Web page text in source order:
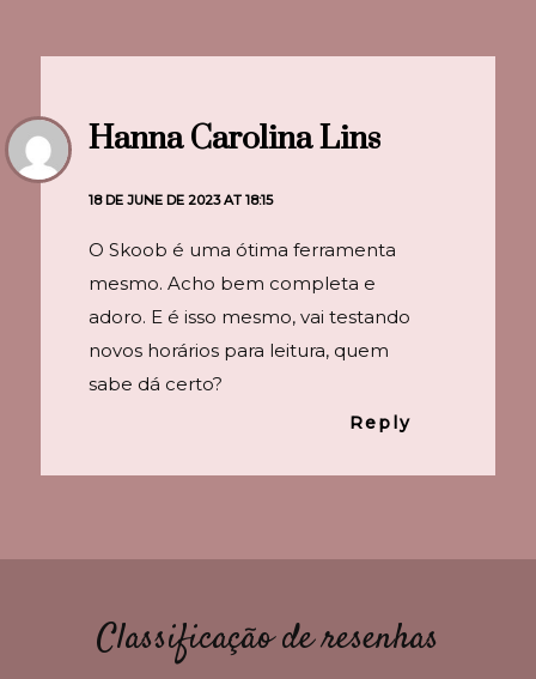
Hanna Carolina Lins
18 DE JUNE DE 2023 AT 18:15
O Skoob é uma ótima ferramenta
mesmo. Acho bem completa e
adoro. E é isso mesmo, vai testando
novos horários para leitura, quem
sabe dá certo?
Reply
Classificação de resenhas